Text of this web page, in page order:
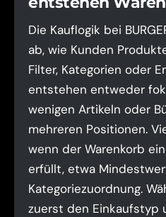
Die Kauflogik bei
ab, wie Kunden
Filter, Kategorien oder
entstehen entweder
wenigen Artikeln oder
mehreren Positionen.
wenn der Warenkorb
erfüllt, etwa
Kategoriezuordnung.
zuerst den Einkaufstyp